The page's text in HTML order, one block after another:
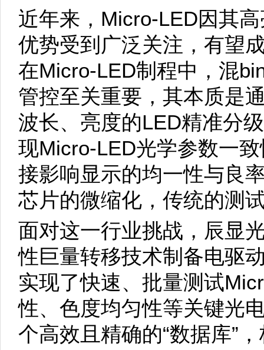
近年来，Micro-LED因其
优势受到广泛关注，有望
在Micro-LED制程中，混
管控至关重要，其本质是
波长、亮度的LED精准分
现Micro-LED光学参数一
接影响显示的均一性与良
芯片的微缩化，传统的测
面对这一行业挑战，辰显
性巨量转移技术制备电驱
实现了快速、批量测试
性、色度均匀性等关键光
个高效且精确的“数据库”